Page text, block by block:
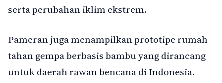
serta perubahan iklim ekstrem.
Pameran juga menampilkan prototipe rumah
tahan gempa berbasis bambu yang dirancang
untuk daerah rawan bencana di Indonesia.